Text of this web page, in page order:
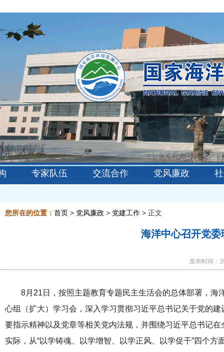
专家队伍 交流合作 党风廉政
您所在的位置： 首页 > 党风廉政 > 党建工作 > 正文
海洋中心召开党
发布时间：
8月21日，按照主题教育专题民主生活会的总体部署，
心组（扩大）学习会，深入学习贯彻习近平总书记关于党的
要指示精神以及党章等相关党内法规，并围绕习近平总书记
实际，从“以学铸魂、以学增智、以学正风、以学促干”四个